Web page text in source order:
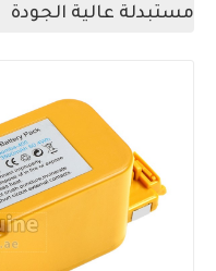
مستبدلة عالية الجودة